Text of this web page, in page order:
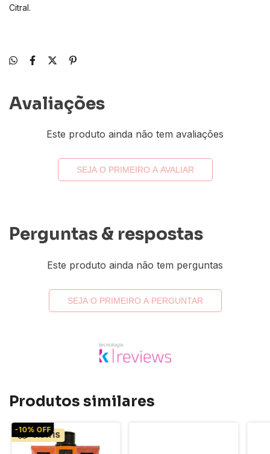
Citral.
Avaliações
Este produto ainda não tem avaliações
SEJA O PRIMEIRO A AVALIAR
Perguntas & respostas
Este produto ainda não tem perguntas
SEJA O PRIMEIRO A PERGUNTAR
Produtos similares
GRÁTIS
-10% OFF